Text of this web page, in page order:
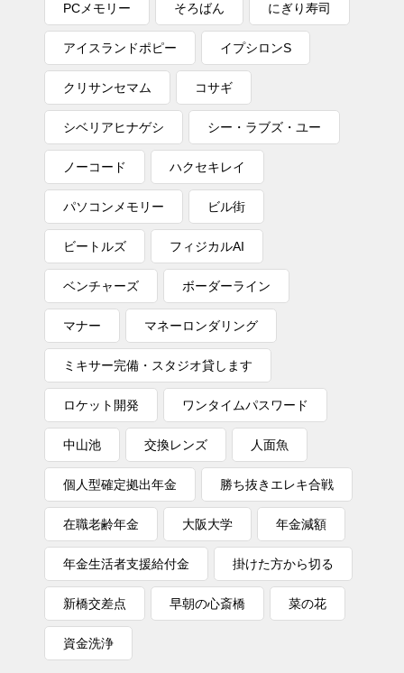
PCメモリー そろばん にぎり寿司
アイスランドポピー イプシロンS
クリサンセマム コサギ
シベリアヒナゲシ シー・ラブズ・ユー
ノーコード ハクセキレイ
パソコンメモリー ビル街
ビートルズ フィジカルAI
ベンチャーズ ボーダーライン
マナー マネーロンダリング
ミキサー完備・スタジオ貸します
ロケット開発 ワンタイムパスワード
中山池 交換レンズ 人面魚
個人型確定拠出年金 勝ち抜きエレキ合戦
在職老齢年金 大阪大学 年金減額
年金生活者支援給付金 掛けた方から切る
新橋交差点 早朝の心斎橋 菜の花
資金洗浄